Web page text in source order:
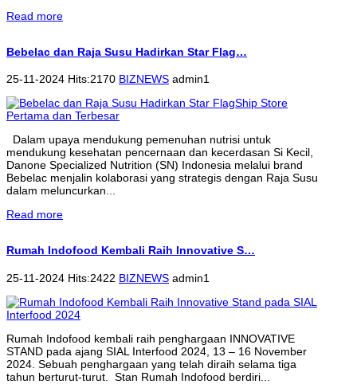
Read more
Bebelac dan Raja Susu Hadirkan Star Flag…
25-11-2024 Hits:2170 BIZNEWS admin1
Dalam upaya mendukung pemenuhan nutrisi untuk
mendukung kesehatan pencernaan dan kecerdasan Si Kecil,
Danone Specialized Nutrition (SN) Indonesia melalui brand
Bebelac menjalin kolaborasi yang strategis dengan Raja Susu
dalam meluncurkan...
Read more
Rumah Indofood Kembali Raih Innovative S…
25-11-2024 Hits:2422 BIZNEWS admin1
Rumah Indofood kembali raih penghargaan INNOVATIVE
STAND pada ajang SIAL Interfood 2024, 13 – 16 November
2024. Sebuah penghargaan yang telah diraih selama tiga
tahun berturut-turut. Stan Rumah Indofood berdiri...